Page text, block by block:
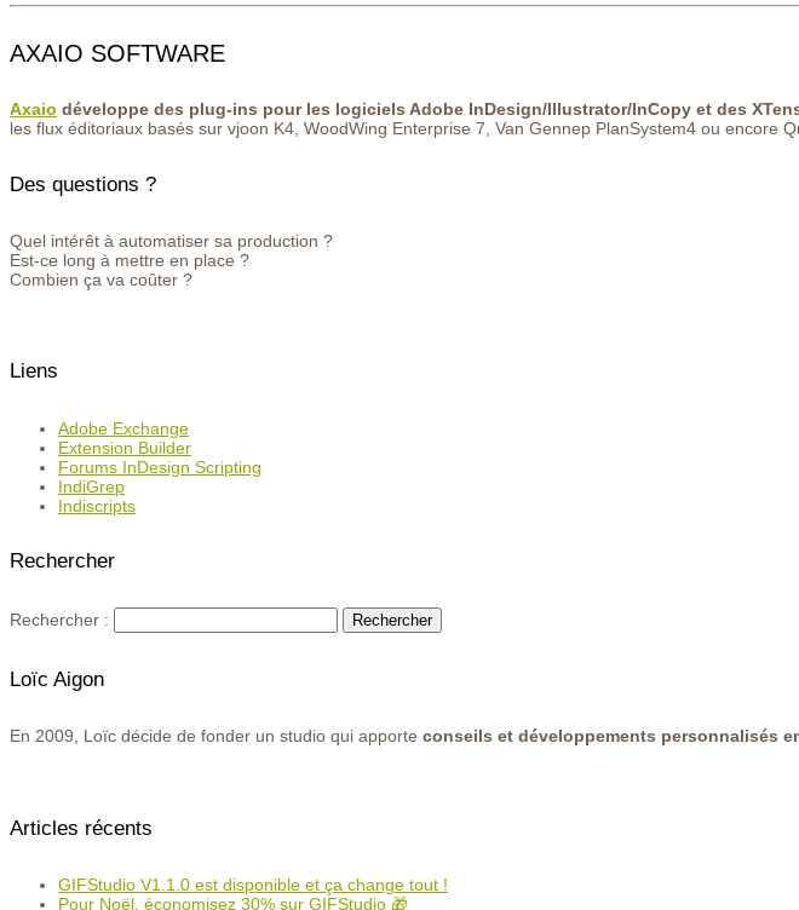
AXAIO SOFTWARE
Axaio développe des plug-ins pour les logiciels Adobe InDesign/Illustrator/InCopy et des
les flux éditoriaux basés sur vjoon K4, WoodWing Enterprise 7, Van Gennep PlanSystem4 ou encore
Des questions ?
Quel intérêt à automatiser sa production ?
Est-ce long à mettre en place ?
Combien ça va coûter ?
Liens
Adobe Exchange
Extension Builder
Forums InDesign Scripting
IndiGrep
Indiscripts
Rechercher
Rechercher :
Loïc Aigon
En 2009, Loïc décide de fonder un studio qui apporte conseils et développements personnalisés
Articles récents
GIFStudio V1.1.0 est disponible et ça change tout !
Pour Noël, économisez 30% sur GIFStudio 🎁